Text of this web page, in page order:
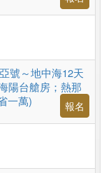
號～地中海12天
陽台艙房；熱那
一萬)
報名